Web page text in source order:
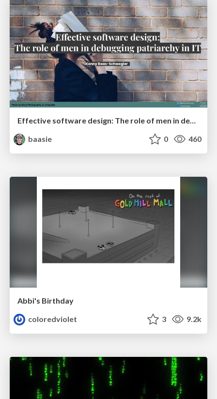
baasie
0 460
Abbi's Birthday
coloredviolet
3 9.2k